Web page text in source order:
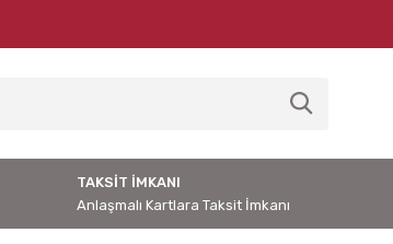
TAKSİT İMKANI
Anlaşmalı Kartlara Taksit İmkanı